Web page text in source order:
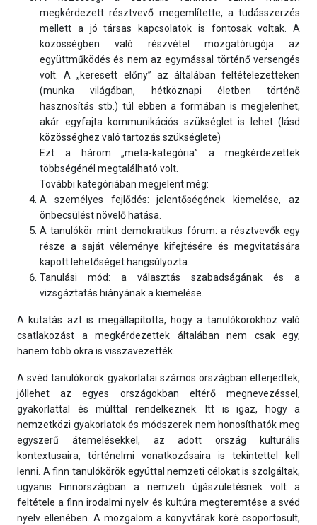
megkérdezett résztvevő megemlítette, a tudásszerzés
mellett a jó társas kapcsolatok is fontosak voltak. A
közösségben való részvétel mozgatórugója az
együttműködés és nem az egymással történő versengés
volt. A „keresett előny” az általában feltételezetteken
(munka világában, hétköznapi életben történő
hasznosítás stb.) túl ebben a formában is megjelenhet,
akár egyfajta kommunikációs szükséglet is lehet (lásd
közösséghez való tartozás szükséglete)
Ezt a három „meta-kategória” a megkérdezettek
többségénél megtalálható volt.
További kategóriában megjelent még:
A személyes fejlődés: jelentőségének kiemelése, az
önbecsülést növelő hatása.
A tanulókör mint demokratikus fórum: a résztvevők egy
része a saját véleménye kifejtésére és megvitatására
kapott lehetőséget hangsúlyozta.
Tanulási mód: a választás szabadságának és a
vizsgáztatás hiányának a kiemelése.
A kutatás azt is megállapította, hogy a tanulókörökhöz való
csatlakozást a megkérdezettek általában nem csak egy,
hanem több okra is visszavezették.
A svéd tanulókörök gyakorlatai számos országban elterjedtek,
jóllehet az egyes országokban eltérő megnevezéssel,
gyakorlattal és múlttal rendelkeznek. Itt is igaz, hogy a
nemzetközi gyakorlatok és módszerek nem honosíthatók meg
egyszerű átemelésekkel, az adott ország kulturális
kontextusaira, történelmi vonatkozásaira is tekintettel kell
lenni. A finn tanulókörök egyúttal nemzeti célokat is szolgáltak,
ugyanis Finnországban a nemzeti újjászületésnek volt a
feltétele a finn irodalmi nyelv és kultúra megteremtése a svéd
nyelv ellenében. A mozgalom a könyvtárak köré csoportosult,